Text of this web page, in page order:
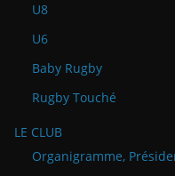
U8
U6
Baby Rugby
Rugby Touché
LE CLUB
Organigramme,